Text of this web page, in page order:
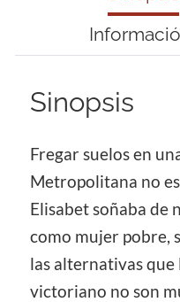
Sinopsis
Fregar suelos en
Metropolitana no
Elisabet soñaba de
como mujer pobre,
las alternativas
victoriano no son